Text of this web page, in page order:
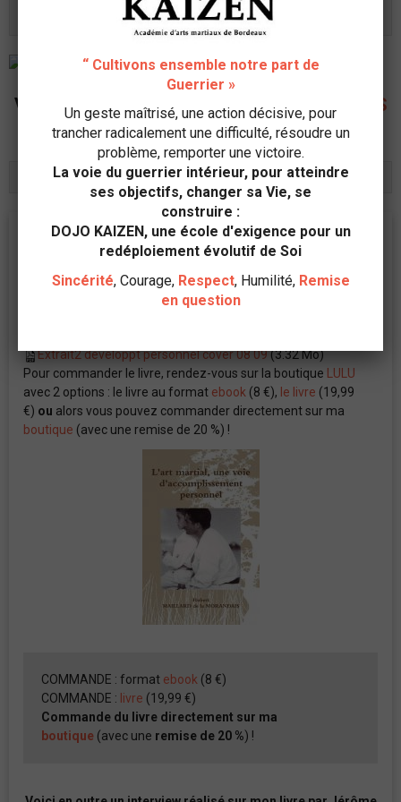
http://www.psymobile.fr/pages/coordonnees.html
VOUS POUVEZ AUSSI SUIVRE NOS CONSEILS
NUTRITIONet FAIRE VOTREBILAN SANTE
"MIDI-ZEN" pour se nourrir autrement
COMMANDEZ MON LIVRE : L'ART MARTIAL, UNE
VOIE D'ACCOMPLISSEMENT PERSONNEL
Extrait2 developpt personnel cover 08 09(3.32 Mo)
Pour commander le livre, rendez-vous sur la boutique LULU
avec 2 options : le livre au format ebook (8 €), le livre (19,99
€) ou alors vous pouvez commander directement sur ma
boutique (avec une remise de 20 %) !
COMMANDE : format ebook (8 €)
COMMANDE : livre (19,99 €)
Commande du livre directement sur ma
boutique (avec une remise de 20 %) !
“ Cultivons ensemble notre part de
Guerrier »
Un geste maîtrisé, une action décisive, pour
trancher radicalement une difficulté, résoudre un
problème, remporter une victoire.
La voie du guerrier intérieur, pour atteindre
ses objectifs, changer sa Vie, se
construire :
DOJO KAIZEN, une école d'exigence pour un
redéploiement évolutif de Soi
Sincérité, Courage, Respect, Humilité, Remise
en question